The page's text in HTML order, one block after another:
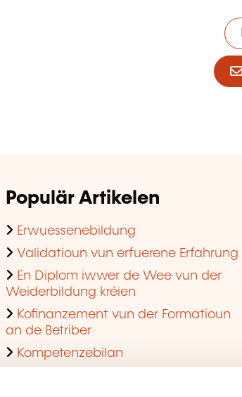
Populär Artikelen
Erwuessenebildung
Validatioun vun erfuerene Erfahrung
En Diplom iwwer de Wee vun der
Weiderbildung kréien
Kofinanzement vun der Formatioun
an de Betriber
Kompetenzebilan